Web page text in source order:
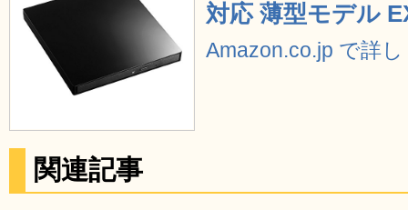
対応 薄型モデル
Amazon.co.jp で詳
関連記事